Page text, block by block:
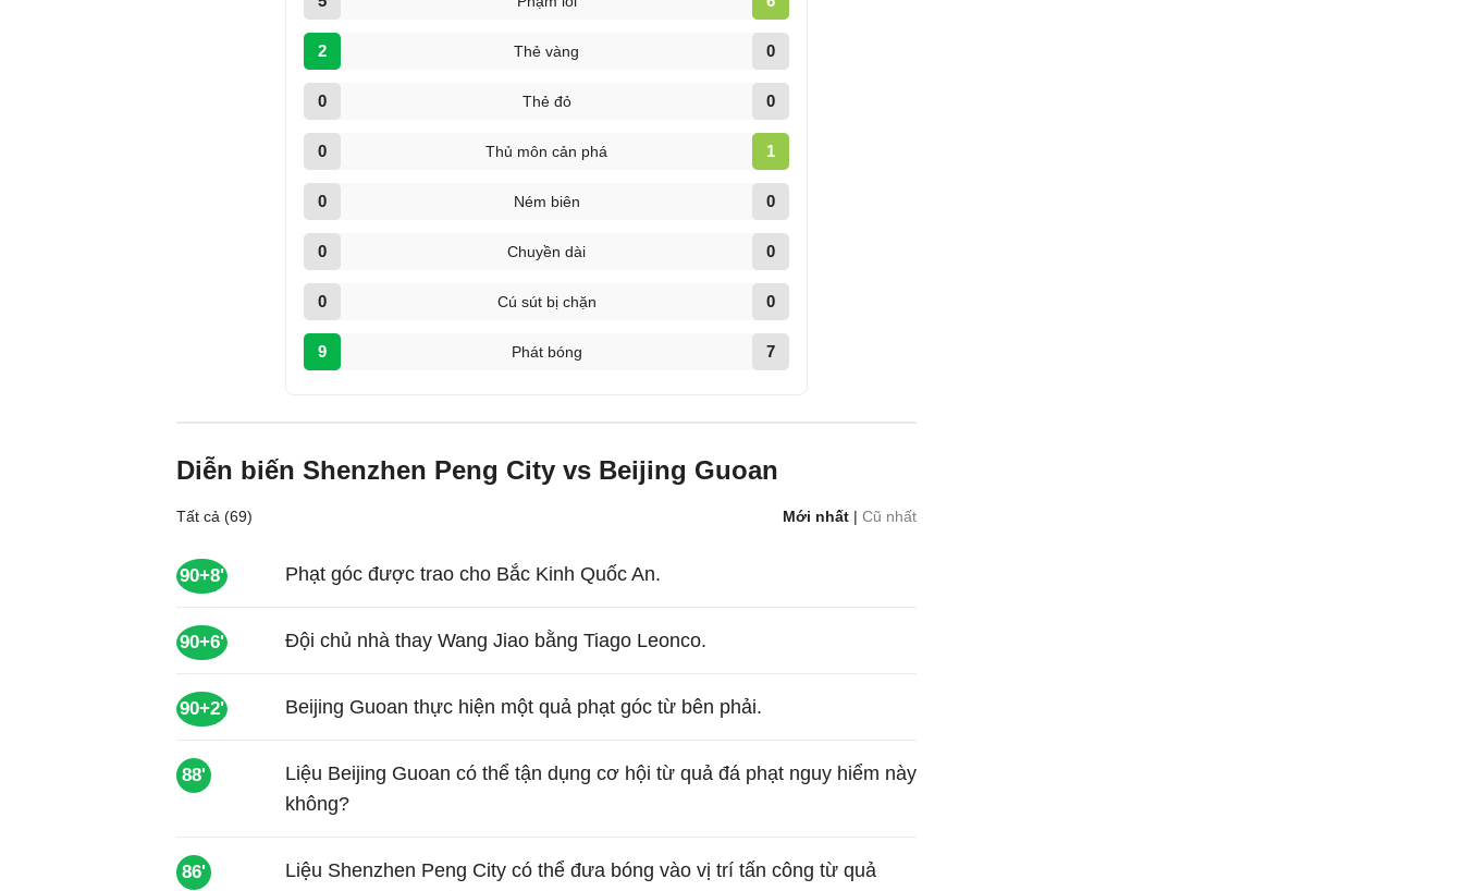
2 Thẻ vàng 0
0 Thẻ đỏ 0
0 Thủ môn cản phá 1
0 Ném biên 0
0 Chuyền dài 0
0 Cú sút bị chặn 0
9 Phát bóng 7
Diễn biến Shenzhen Peng City vs Beijing Guoan
Tất cả (69) Mới nhất |Cũ nhất
90+8' Phạt góc được trao cho Bắc Kinh Quốc An.
90+6' Đội chủ nhà thay Wang Jiao bằng Tiago Leonco.
90+2' Beijing Guoan thực hiện một quả phạt góc từ bên phải.
88'
Liệu Beijing Guoan có thể tận dụng cơ hội từ quả đá phạt nguy hiểm này
không?
86'
Liệu Shenzhen Peng City có thể đưa bóng vào vị trí tấn công từ quả